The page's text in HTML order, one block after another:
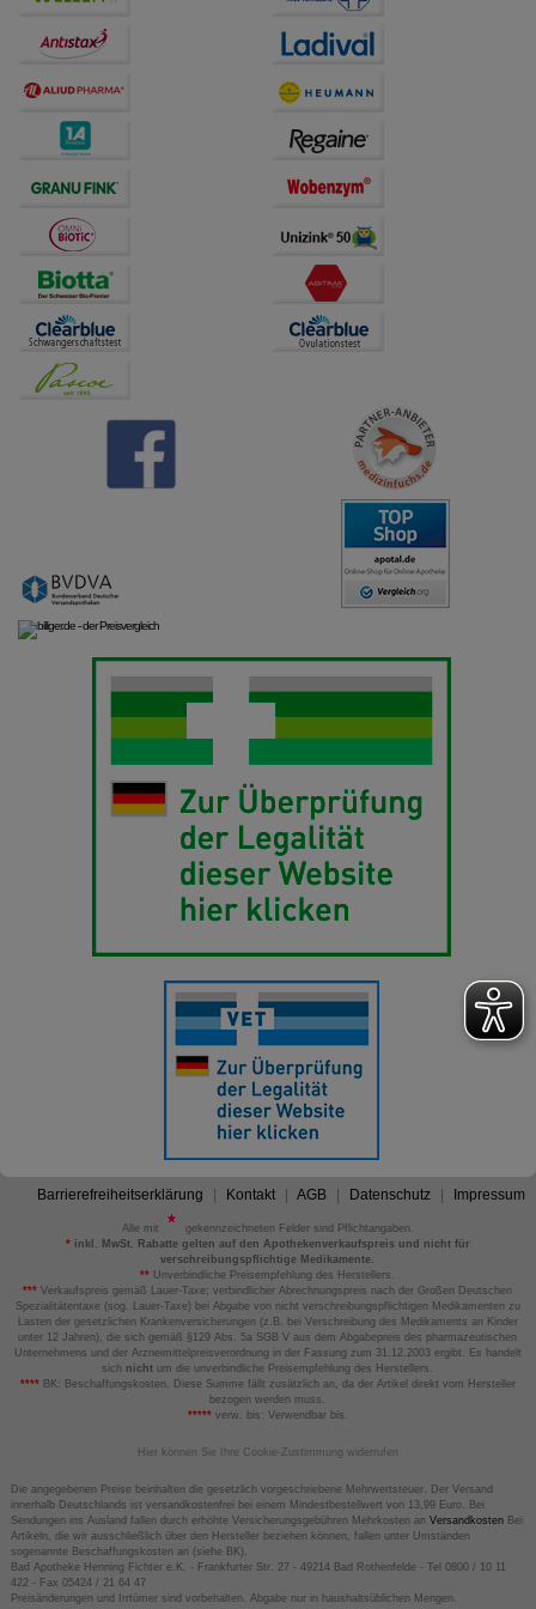
Bitte beachten Sie, dass Daten hierfür teilweise an
Dritte wie z.B. Google oder soziale Medien
übertragen werden.
Barrierefreiheitserklärung Kontakt AGB Datenschutz Impressum
Alle mit
gekennzeichneten Felder sind Pflichtangaben.
*inkl. MwSt. Rabatte gelten auf den Apothekenverkaufspreis und nicht für
verschreibungspflichtige Medikamente.
** Unverbindliche Preisempfehlung des Herstellers.
*** Verkaufspreis gemäß Lauer-Taxe; verbindlicher Abrechnungspreis nach der Großen Deutschen
Spezialitätentaxe (sog. Lauer-Taxe) bei Abgabe von nicht verschreibungspflichtigen Medikamenten zu
Lasten der gesetzlichen Krankenversicherungen (z.B. bei Verschreibung des Medikaments an Kinder
unter 12 Jahren), die sich gemäß §129 Abs. 5a SGB V aus dem Abgabepreis des pharmazeutischen
Unternehmens und der Arzneimittelpreisverordnung in der Fassung zum 31.12.2003 ergibt. Es handelt
sich nicht um die unverbindliche Preisempfehlung des Herstellers.
****BK: Beschaffungskosten. Diese Summe fällt zusätzlich an, da der Artikel direkt vom Hersteller
bezogen werden muss.
*****verw. bis: Verwendbar bis.
Hier können Sie Ihre Cookie-Zustimmung widerrufen
Die angegebenen Preise beinhalten die gesetzlich vorgeschriebene Mehrwertsteuer. Der Versand
innerhalb Deutschlands ist versandkostenfrei bei einem Mindestbestellwert von 13,99 Euro. Bei
Sendungen ins Ausland fallen durch erhöhte Versicherungsgebühren Mehrkosten an VersandkostenBei
Artikeln, die wir ausschließlich über den Hersteller beziehen können, fallen unter Umständen
sogenannte Beschaffungskosten an (siehe BK).
Bad Apotheke Henning Fichter e.K. - Frankfurter Str. 27 - 49214 Bad Rothenfelde - Tel 0800 / 10 11
422 - Fax 05424 / 21 64 47
Preisänderungen und Irrtümer sind vorbehalten. Abgabe nur in haushaltsüblichen Mengen.